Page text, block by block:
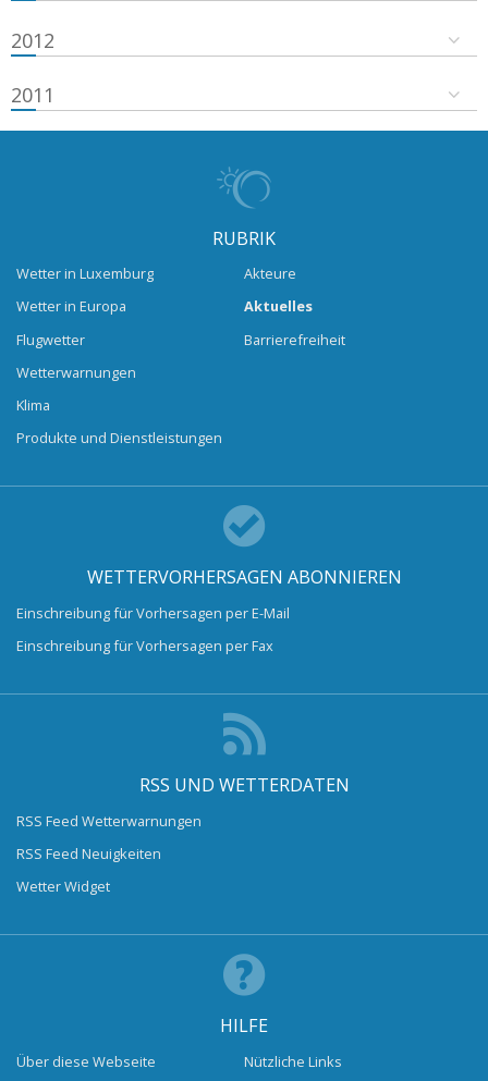
2012
2011
RUBRIK
Wetter in Luxemburg
Wetter in Europa
Flugwetter
Wetterwarnungen
Klima
Produkte und Dienstleistungen
Akteure
Aktuelles
Barrierefreiheit
WETTERVORHERSAGEN ABONNIEREN
Einschreibung für Vorhersagen per E-Mail
Einschreibung für Vorhersagen per Fax
RSS UND WETTERDATEN
RSS Feed Wetterwarnungen
RSS Feed Neuigkeiten
Wetter Widget
HILFE
Über diese Webseite Nützliche Links